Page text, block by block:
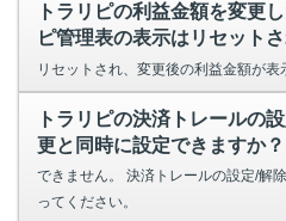
トラリピの利益金額を変更
ピ管理表の表示はリセット
リセットされ、変更後の利益金額が表
トラリピの決済トレールの
更と同時に設定できますか？
できません。 決済トレールの設定/解
ってください。